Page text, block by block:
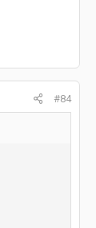
#84